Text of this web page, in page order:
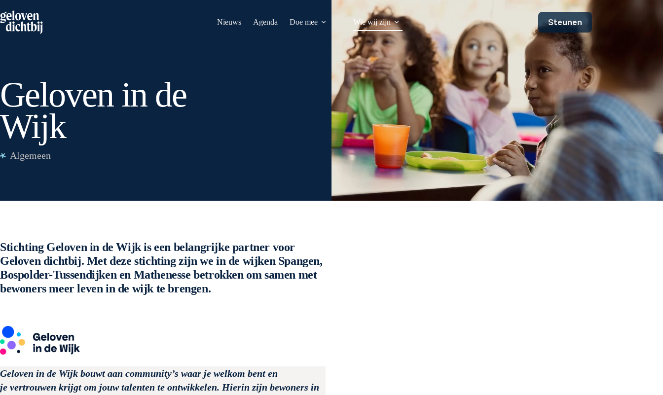
Nieuws Agenda Doe mee Wie wij zijn Steunen
Geloven in de
Wijk
Algemeen
Stichting Geloven in de Wijk is een belangrijke partner voor
Geloven dichtbij. Met deze stichting zijn we in de wijken Spangen,
Bospolder-Tussendijken en Mathenesse betrokken om samen met
bewoners meer leven in de wijk te brengen.
Geloven in de Wijk bouwt aan community’s waar je welkom bent en
je vertrouwen krijgt om jouw talenten te ontwikkelen. Hierin zijn bewoners in